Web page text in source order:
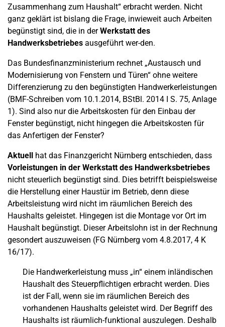
Zusammenhang zum Haushalt“ erbracht werden. Nicht
ganz geklärt ist bislang die Frage, inwieweit auch Arbeiten
begünstigt sind, die in derWerkstatt des
Handwerksbetriebes ausgeführt wer-den.
Das Bundesfinanzministerium rechnet „Austausch und
Modernisierung von Fenstern und Türen“ ohne weitere
Differenzierung zu den begünstigten Handwerkerleistungen
(BMF-Schreiben vom 10.1.2014, BStBl. 2014 I S. 75, Anlage
1). Sind also nur die Arbeitskosten für den Einbau der
Fenster begünstigt, nicht hingegen die Arbeitskosten für
das Anfertigen der Fenster?
Aktuell hat das Finanzgericht Nürnberg entschieden, dass
Vorleistungen in der Werkstatt des Handwerksbetriebes
nicht steuerlich begünstigt sind. Dies betrifft beispielsweise
die Herstellung einer Haustür im Betrieb, denn diese
Arbeitsleistung wird nicht im räumlichen Bereich des
Haushalts geleistet. Hingegen ist die Montage vor Ort im
Haushalt begünstigt. Dieser Arbeitslohn ist in der Rechnung
gesondert auszuweisen (FG Nürnberg vom 4.8.2017, 4 K
16/17).
Die Handwerkerleistung muss „in“ einem inländischen
Haushalt des Steuerpflichtigen erbracht werden. Dies
ist der Fall, wenn sie im räumlichen Bereich des
vorhandenen Haushalts geleistet wird. Der Begriff des
Haushalts ist räumlich-funktional auszulegen. Deshalb